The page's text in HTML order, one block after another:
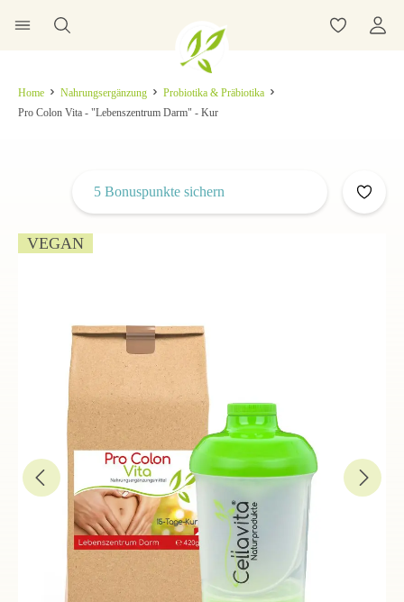
Home Nahrungsergänzung
Probiotika & Präbiotika
Pro Colon Vita - "Lebenszentrum Darm" - Kur
VEGAN
5 Bonuspunkte sichern